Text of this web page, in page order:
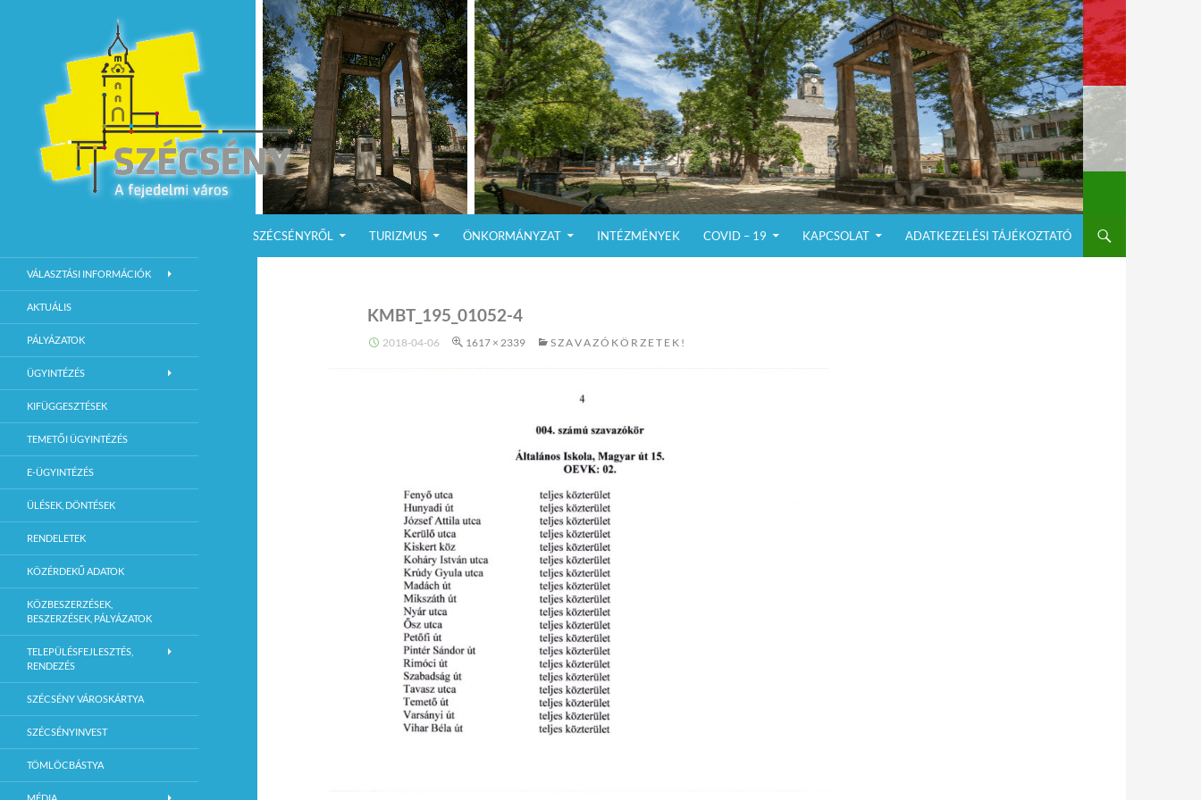
SZÉCSÉNYRŐL
TURIZMUS ÖNKORMÁNYZAT INTÉZMÉNYEK COVID – 19 KAPCSOLAT ADATKEZELÉSI TÁJÉKOZTATÓ
KMBT_195_01052-4
2018-04-06 1617 × 2339 S Z A V A Z Ó K Ö R Z E T E K !
Szécsény Város Hivatalos Weboldala
VÁLASZTÁSI INFORMÁCIÓK
AKTUÁLIS
PÁLYÁZATOK
ÜGYINTÉZÉS
KIFÜGGESZTÉSEK
TEMETŐI ÜGYINTÉZÉS
E-ÜGYINTÉZÉS
ÜLÉSEK, DÖNTÉSEK
RENDELETEK
KÖZÉRDEKŰ ADATOK
KÖZBESZERZÉSEK,
BESZERZÉSEK, PÁLYÁZATOK
TELEPÜLÉSFEJLESZTÉS,
RENDEZÉS
SZÉCSÉNY VÁROSKÁRTYA
SZÉCSÉNYINVEST
TÖMLÖCBÁSTYA